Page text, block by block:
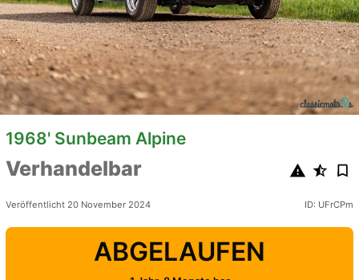
1968' Sunbeam Alpine
Verhandelbar
Veröffentlicht 20 November 2024 ID: UFrCPm
ABGELAUFEN